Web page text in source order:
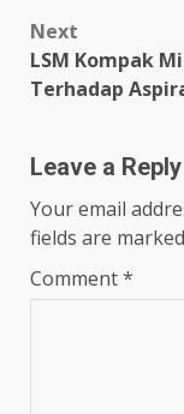
Next
LSM Kompak
Terhadap
Leave a Reply
Your email
fields are marked
Comment*